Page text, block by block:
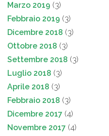
Marzo 2019 (3)
Febbraio 2019 (3)
Dicembre 2018 (3)
Ottobre 2018 (3)
Settembre 2018 (3)
Luglio 2018 (3)
Aprile 2018 (3)
Febbraio 2018 (3)
Dicembre 2017 (4)
Novembre 2017 (4)